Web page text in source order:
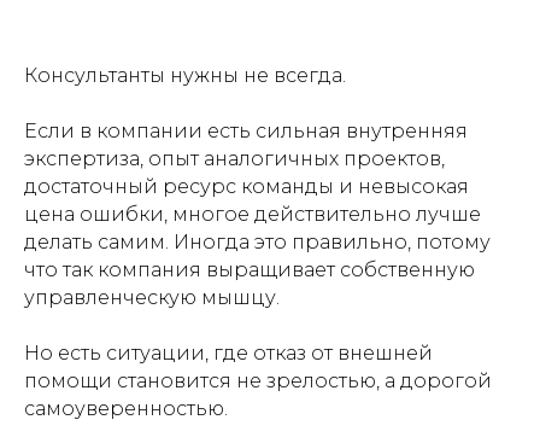
Консультанты нужны не всегда.
Если в компании есть сильная внутренняя
экспертиза, опыт аналогичных проектов,
достаточный ресурс команды и невысокая
цена ошибки, многое действительно лучше
делать самим. Иногда это правильно, потому
что так компания выращивает собственную
управленческую мышцу.
Но есть ситуации, где отказ от внешней
помощи становится не зрелостью, а дорогой
самоуверенностью.